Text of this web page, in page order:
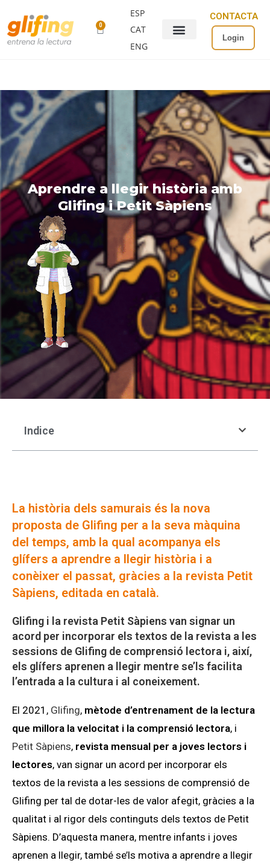
0
ESP
CAT
ENG
CONTACTA
Login
Aprendre a llegir història amb
Glifing i Petit Sàpiens
Indice
La història dels samurais és la nova
proposta de Glifing per a la seva màquina
del temps, amb la qual acompanya els
glífers a aprendre a llegir història i a
conèixer el passat, gràcies a la revista Petit
Sàpiens, editada en català.
Glifing i la revista Petit Sàpiens van signar un
acord per incorporar els textos de la revista a les
sessions de Glifing de comprensió lectora i, així,
els glífers aprenen a llegir mentre se’ls facilita
l’entrada a la cultura i al coneixement.
El 2021, Glifing, mètode d’entrenament de la lectura
que millora la velocitat i la comprensió lectora, i
Petit Sàpiens, revista mensual per a joves lectors i
lectores, van signar un acord per incorporar els
textos de la revista a les sessions de comprensió de
Glifing per tal de dotar-les de valor afegit, gràcies a la
qualitat i al rigor dels continguts dels textos de Petit
Sàpiens. D’aquesta manera, mentre infants i joves
aprenen a llegir, també se’ls motiva a aprendre a llegir